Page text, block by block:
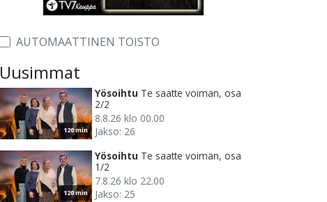
AUTOMAATTINEN TOISTO
Uusimmat
120 min
Yösoihtu Te saatte voiman, osa
2/2
8.8.26 klo 00.00
Jakso: 26
120 min
Yösoihtu Te saatte voiman, osa
1/2
7.8.26 klo 22.00
Jakso: 25